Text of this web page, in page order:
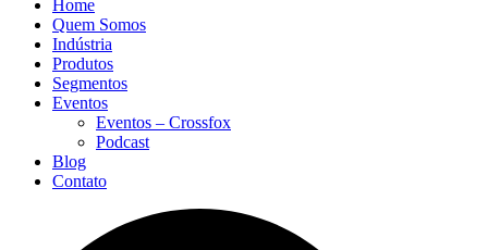
Home
Quem Somos
Indústria
Produtos
Segmentos
Eventos
Eventos – Crossfox
Podcast
Blog
Contato